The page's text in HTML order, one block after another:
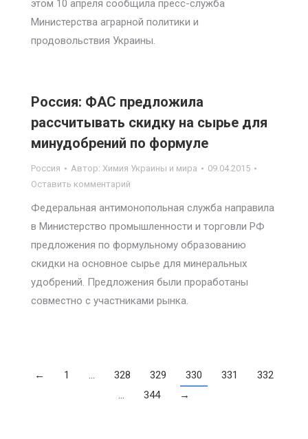
этом 10 апреля сообщила пресс-служба
Министерства аграрной политики и
продовольствия Украины.
Россия: ФАС предложила
рассчитывать скидку на сырье для
минудобрений по формуле
Россия Автор: Химия Украины и мира
09.04.2015
Оставить комментарий
Федеральная антимонопольная служба направила
в Министерство промышленности и торговли РФ
предложения по формульному образованию
скидки на основное сырье для минеральных
удобрений. Предложения были проработаны
совместно с участниками рынка.
← 1 … 328 329 330 331
332
…
344 →